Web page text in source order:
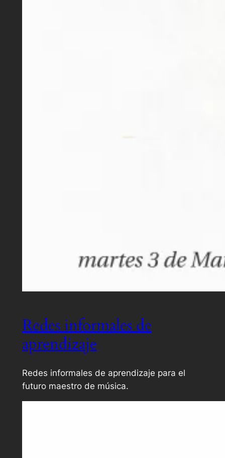
Redes informales de
aprendizaje
Redes informales de aprendizaje para el
futuro maestro de música.